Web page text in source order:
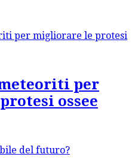
per
ossee